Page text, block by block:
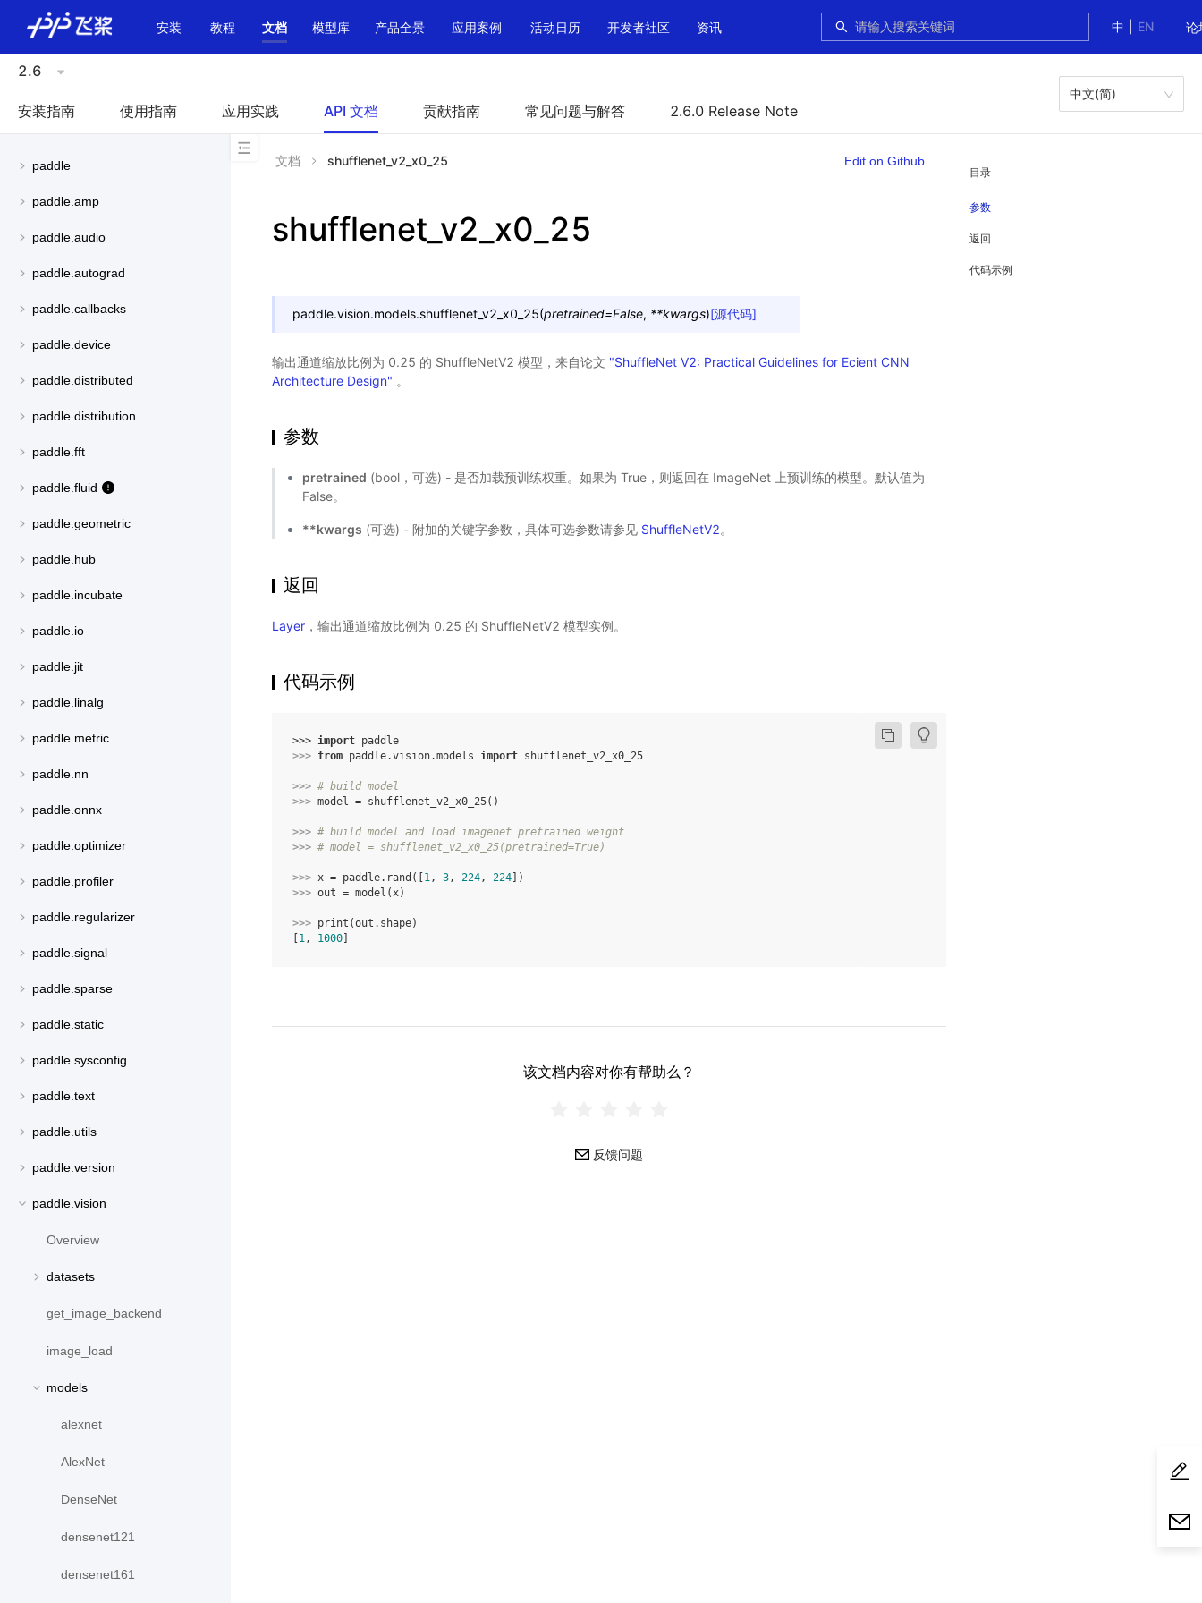
中
EN 论
安装 教程 文档 模型库 产品全景 应用案例 活动日历 开发者社区 资讯
2.6
安装指南 使用指南 应用实践 API 文档 贡献指南 常见问题与解答 2.6.0 Release Note
中文(简)
paddle
paddle.amp
paddle.audio
paddle.autograd
paddle.callbacks
paddle.device
paddle.distributed
paddle.distribution
paddle.fft
paddle.fluid
paddle.geometric
paddle.hub
paddle.incubate
paddle.io
paddle.jit
paddle.linalg
paddle.metric
paddle.nn
paddle.onnx
paddle.optimizer
paddle.profiler
paddle.regularizer
paddle.signal
paddle.sparse
paddle.static
paddle.sysconfig
paddle.text
paddle.utils
paddle.version
paddle.vision
Overview
datasets
get_image_backend
image_load
models
alexnet
AlexNet
DenseNet
densenet121
densenet161
目录
参数
返回
代码示例
文档 shufflenet_v2_x0_25 Edit on Github
shufflenet_v2_x0_25
paddle.vision.models.shufflenet_v2_x0_25(pretrained=False, **kwargs)[源代码]
输出通道缩放比例为 0.25 的 ShuffleNetV2 模型，来自论文 "ShuffleNet V2: Practical Guidelines for Ecient CNN
Architecture Design" 。
参数
pretrained (bool，可选) - 是否加载预训练权重。如果为 True，则返回在 ImageNet 上预训练的模型。默认值为
False。
**kwargs (可选) - 附加的关键字参数，具体可选参数请参见 ShuffleNetV2。
返回
Layer ，输出通道缩放比例为 0.25 的 ShuffleNetV2 模型实例。
代码示例
>>> import paddle
>>> from paddle.vision.models import shufflenet_v2_x0_25
>>> # build model
>>> model = shufflenet_v2_x0_25()
>>> # build model and load imagenet pretrained weight
>>> # model = shufflenet_v2_x0_25(pretrained=True)
>>> x = paddle. rand ([ 1, 3, 224, 224 ])
>>> out = model (x)
>>> print (out . shape)
1, 1000
该文档内容对你有帮助么？
反馈问题